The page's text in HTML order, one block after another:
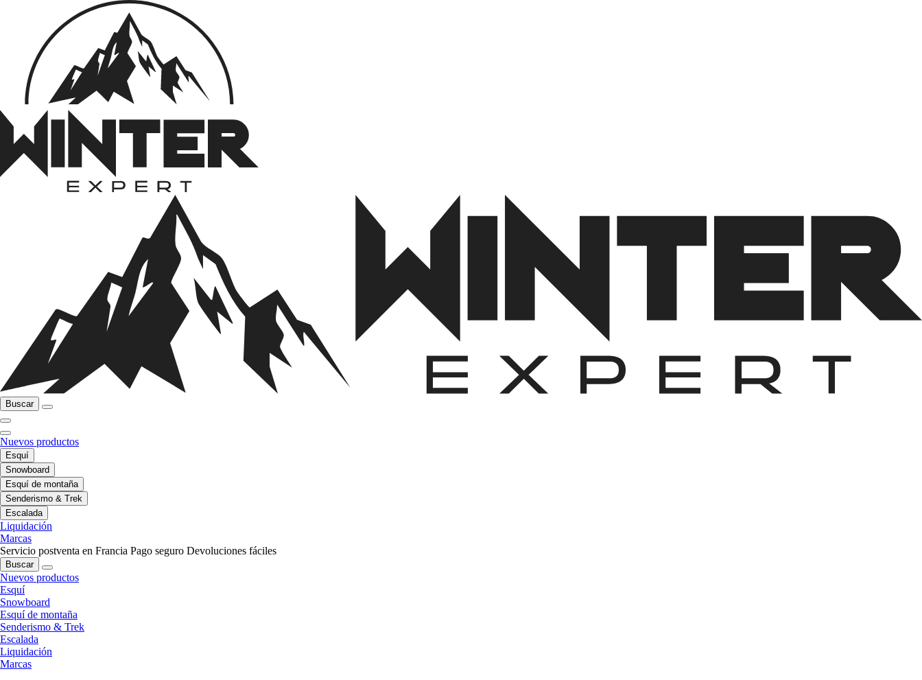
Buscar
Nuevos productos
Esquí
Snowboard
Esquí de montaña
Senderismo & Trek
Escalada
Liquidación
Marcas
Servicio postventa en Francia Pago seguro Devoluciones fáciles
Buscar
Nuevos productos
Esquí
Snowboard
Esquí de montaña
Senderismo & Trek
Escalada
Liquidación
Marcas